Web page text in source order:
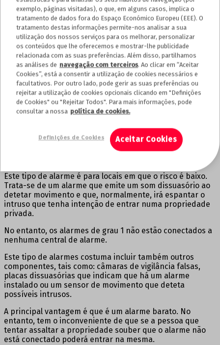
CALCULE JÁ
Que tipo de alarme é mais
aconselhável para mim?
Para responder a esta pergunta teríamos de analisar
vários fatores, como por exemplo onde vai ser instalado o
alarme, se numa casa ou numa empresa, como é a
propriedade, o que existe dentro da mesma, etc.
Como já referimos, existem 4 graus diferentes de alarmes,
que iremos explicar em seguida.
Este tipo de alarme é para locais em que o risco é baixo.
Trata-se de um alarme que emite um som dissuasório ao
detetar movimento e que, normalmente, irá espantar o
intruso que tenha intenção de entrar numa propriedade
privada.
No entanto, os alarmes de grau 1 não estão conectados a
nenhuma central de alarme.
Este tipo de alarmes costuma incluir também outros
componentes, tais como: câmaras de vigilância falsas,
placas dissuasórias que indicam que há um alarme
instalado ou um sensor de movimento que deteta
possíveis intrusos.
A principal vantagem é que é um alarme barato. No
entanto, tem o inconveniente de que se a pessoa que
tentar assaltar a propriedade souber que o alarme não
está conectado poderá entrar na mesma.
exemplo, páginas visitadas), o que, em alguns casos, implica o
tratamento de dados fora do Espaço Económico Europeu (EEE). O
tratamento destas informações permite-nos analisar a sua
utilização dos nossos serviços para os melhorar, personalizar
os conteúdos que lhe oferecemos e mostrar-lhe publicidade
relacionada com as suas preferências. Além disso, partilhamos
as análises de navegação com terceiros. Ao clicar em “Aceitar
Cookies”, está a consentir a utilização de cookies necessários e
facultativos. Por outro lado, pode gerir as suas preferências ou
rejeitar a utilização de cookies opcionais clicando em "Definições
de Cookies" ou "Rejeitar Todos". Para mais informações, pode
consultar a nossa política de cookies.
Aceitar Cookies
Definições de Cookies